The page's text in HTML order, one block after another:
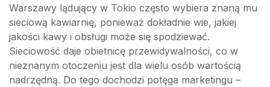
Warszawy lądujący w Tokio często wybiera znaną mu
sieciową kawiarnię, ponieważ dokładnie wie, jakiej
jakości kawy i obsługi może się spodziewać.
Sieciowość daje obietnicę przewidywalności, co w
nieznanym otoczeniu jest dla wielu osób wartością
nadrzędną. Do tego dochodzi potęga marketingu –